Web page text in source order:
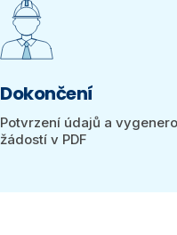
Dokončení
Potvrzení údajů a
žádostí v PDF